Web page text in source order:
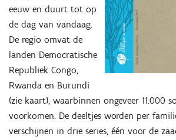
eeuw en duurt tot op
de dag van vandaag.
De regio omvat de
landen Democratische
Republiek Congo,
Rwanda en Burundi
(zie kaart), waarbinnen ongeveer 11.000
voorkomen. De deeltjes worden per
verschijnen in drie series, één voor de